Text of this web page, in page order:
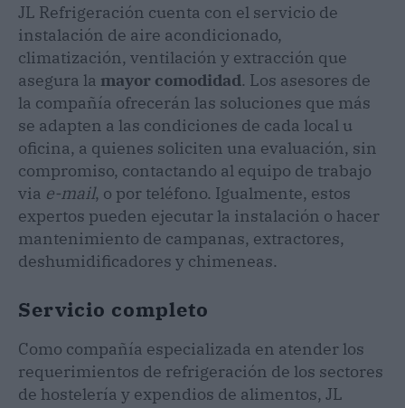
JL Refrigeración cuenta con el servicio de
instalación de aire acondicionado,
climatización, ventilación y extracción que
asegura la mayor comodidad. Los asesores de
la compañía ofrecerán las soluciones que más
se adapten a las condiciones de cada local u
oficina, a quienes soliciten una evaluación, sin
compromiso, contactando al equipo de trabajo
via e-mail, o por teléfono. Igualmente, estos
expertos pueden ejecutar la instalación o hacer
mantenimiento de campanas, extractores,
deshumidificadores y chimeneas.
Servicio completo
Como compañía especializada en atender los
requerimientos de refrigeración de los sectores
de hostelería y expendios de alimentos, JL